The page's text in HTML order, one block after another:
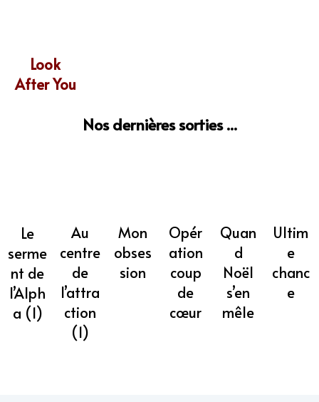
Look
After You
Nos dernières sorties ...
Le
serme
nt de
l’Alph
a (1)
Au
centre
de
l’attra
ction
(1)
Mon
obses
sion
Opér
ation
coup
de
cœur
Quan
d
Noël
s’en
mêle
Ultim
e
chanc
e